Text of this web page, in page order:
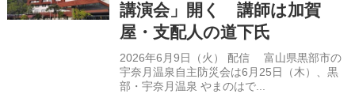
講演会」開く 講師は加賀
屋・支配人の道下氏
2026年6月9日（火） 配信 富山県黒部市の
宇奈月温泉自主防災会は6月25日（木）、黒
部・宇奈月温泉 やまのはで...